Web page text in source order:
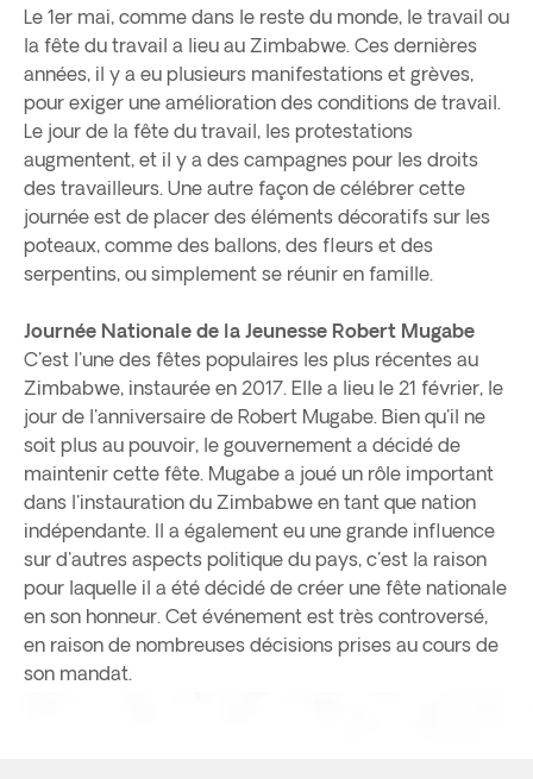
Le 1er mai, comme dans le reste du monde, le travail ou
la fête du travail a lieu au Zimbabwe. Ces dernières
années, il y a eu plusieurs manifestations et grèves,
pour exiger une amélioration des conditions de travail.
Le jour de la fête du travail, les protestations
augmentent, et il y a des campagnes pour les droits
des travailleurs. Une autre façon de célébrer cette
journée est de placer des éléments décoratifs sur les
poteaux, comme des ballons, des fleurs et des
serpentins, ou simplement se réunir en famille.
Journée Nationale de la Jeunesse Robert Mugabe
C'est l'une des fêtes populaires les plus récentes au
Zimbabwe, instaurée en 2017. Elle a lieu le 21 février, le
jour de l'anniversaire de Robert Mugabe. Bien qu'il ne
soit plus au pouvoir, le gouvernement a décidé de
maintenir cette fête. Mugabe a joué un rôle important
dans l'instauration du Zimbabwe en tant que nation
indépendante. Il a également eu une grande influence
sur d'autres aspects politique du pays, c'est la raison
pour laquelle il a été décidé de créer une fête nationale
en son honneur. Cet événement est très controversé,
en raison de nombreuses décisions prises au cours de
son mandat.